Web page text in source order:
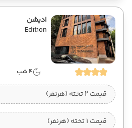
ادیشن
Edition
4 شب
قیمت 2 تخته (هرنفر)
قیمت 1 تخته (هرنفر)